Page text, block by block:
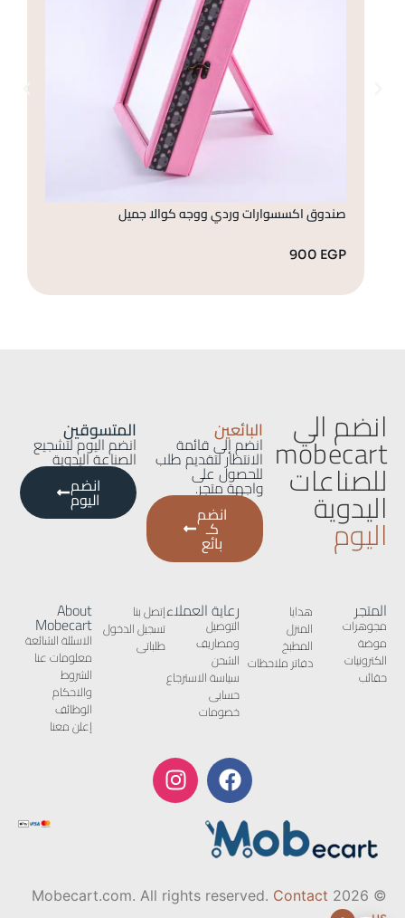
صندوق اكسسوارات وردي ووجه كوالا جميل
900 EGP
انضم الي
mobecart
للصناعات
اليدوية
اليوم
البائعين
انضم إلى قائمة
الانتظار لتقديم طلب
للحصول على
واجهة متجر.
انضم
كـ
بائع
المتسوقين
انضم اليوم لتشجيع
الصناعة اليدوية
انضم
اليوم
المتجر
مجوهرات
موضة
الكترونيات
حقائب
هدايا
المنزل
المطبخ
دفاتر ملاحظات
رعاية العملاء
التوصيل
ومصاريف
الشحن
سياسة الاسترجاع
حسابى
خصومات
إتصل بنا
تسجيل الدخول
طلباتى
About
Mobecart
الاسئلة الشائعة
معلومات عنا
الشروط
والاحكام
الوظائف
إعلن معنا
© 2026 Mobecart.com. All rights reserved.
Contact